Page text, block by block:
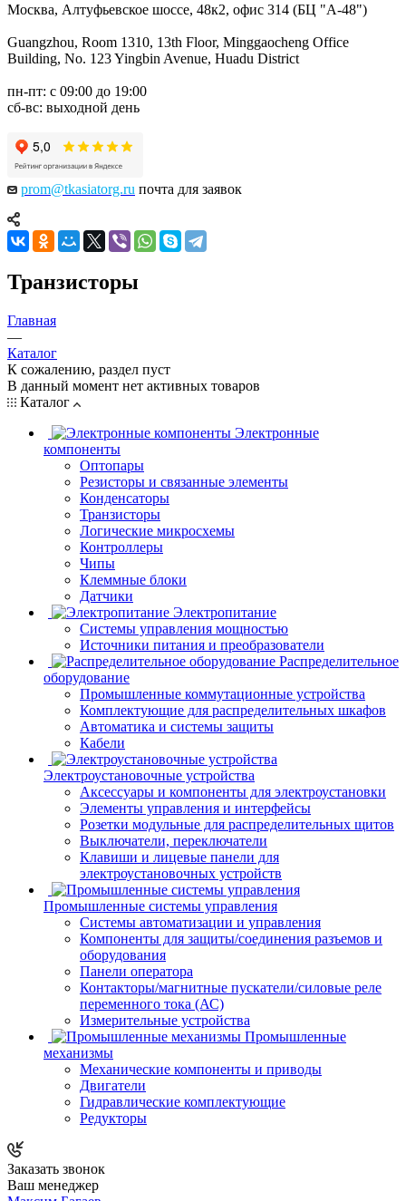
Москва, Алтуфьевское шоссе, 48к2, офис 314 (БЦ "А-48")
Guangzhou, Room 1310, 13th Floor, Minggaocheng Office
Building, No. 123 Yingbin Avenue, Huadu District
пн-пт: с 09:00 до 19:00
сб-вс: выходной день
prom@tkasiatorg.ru почта для заявок
Транзисторы
Главная
—
Каталог
К сожалению, раздел пуст
В данный момент нет активных товаров
Каталог
Электронные
компоненты
Оптопары
Резисторы и связанные элементы
Конденсаторы
Транзисторы
Логические микросхемы
Контроллеры
Чипы
Клеммные блоки
Датчики
Электропитание
Системы управления мощностью
Источники питания и преобразователи
Распределительное
оборудование
Промышленные коммутационные устройства
Комплектующие для распределительных шкафов
Автоматика и системы защиты
Кабели
Электроустановочные устройства
Аксессуары и компоненты для электроустановки
Элементы управления и интерфейсы
Розетки модульные для распределительных щитов
Выключатели, переключатели
Клавиши и лицевые панели для
электроустановочных устройств
Промышленные системы управления
Системы автоматизации и управления
Компоненты для защиты/соединения разъемов и
оборудования
Панели оператора
Контакторы/магнитные пускатели/силовые реле
переменного тока (АС)
Измерительные устройства
Промышленные
механизмы
Механические компоненты и приводы
Двигатели
Гидравлические комплектующие
Редукторы
Заказать звонок
Ваш менеджер